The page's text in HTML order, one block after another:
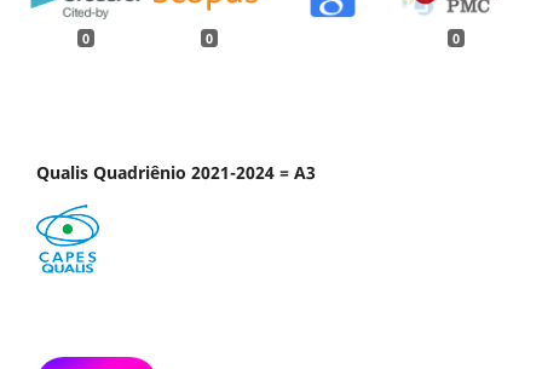
0 0 0
Qualis Quadriênio 2021-2024 = A3